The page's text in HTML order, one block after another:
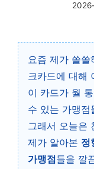
요즘 제가 쏠쏠
크카드에 대해
이 카드가 월
수 있는 가맹점
그래서 오늘은
제가 알아본 정
가맹점들을 깔